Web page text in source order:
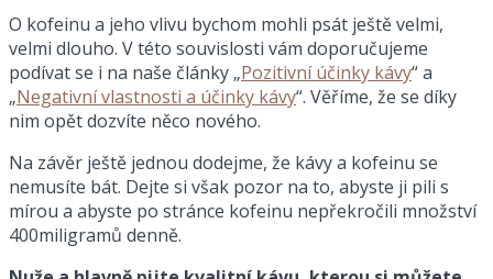
O kofeinu a jeho vlivu bychom mohli psát ještě velmi,
velmi dlouho. V této souvislosti vám doporučujeme
podívat se i na naše články „Pozitivní účinky kávy“ a
„Negativní vlastnosti a účinky kávy“. Věříme, že se díky
nim opět dozvíte něco nového.
Na závěr ještě jednou dodejme, že kávy a kofeinu se
nemusíte bát. Dejte si však pozor na to, abyste ji pili s
mírou a abyste po stránce kofeinu nepřekročili množství
400miligramů denně.